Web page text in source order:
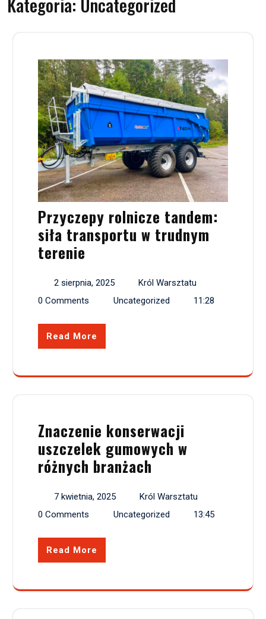
Przyczepy rolnicze tandem:
siła transportu w trudnym
terenie
2 sierpnia, 2025
Król Warsztatu
0 Comments
Uncategorized 11:28
Read More
Znaczenie konserwacji
uszczelek gumowych w
różnych branżach
7 kwietnia, 2025
Król Warsztatu
0 Comments
Uncategorized 13:45
Read More